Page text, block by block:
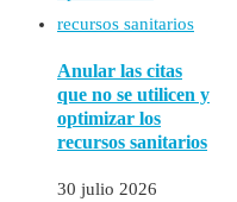
Anular las citas
que no se utilicen y
optimizar los
recursos sanitarios
30 julio 2026